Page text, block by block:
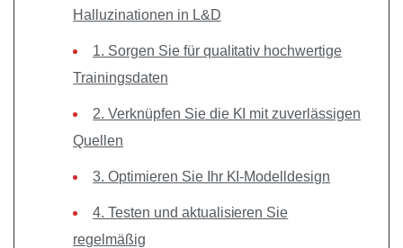
Halluzinationen in L&D
1. Sorgen Sie für qualitativ hochwertige
Trainingsdaten
2. Verknüpfen Sie die KI mit zuverlässigen
Quellen
3. Optimieren Sie Ihr KI-Modelldesign
4. Testen und aktualisieren Sie
regelmäßig